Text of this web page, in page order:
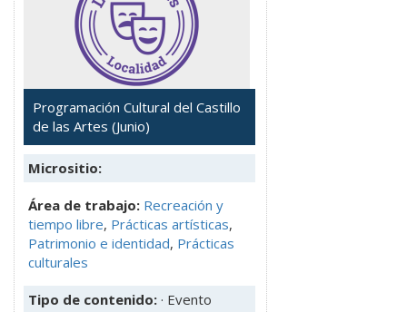
Programación Cultural del Castillo
de las Artes (Junio)
Micrositio:
Área de trabajo: Recreación y
tiempo libre, Prácticas artísticas,
Patrimonio e identidad, Prácticas
culturales
Tipo de contenido: · Evento